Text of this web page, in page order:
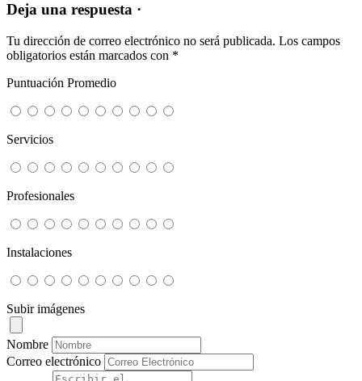
Deja una respuesta ·
Tu dirección de correo electrónico no será publicada. Los campos
obligatorios están marcados con *
Puntuación Promedio
Servicios
Profesionales
Instalaciones
Subir imágenes
Nombre
Correo electrónico